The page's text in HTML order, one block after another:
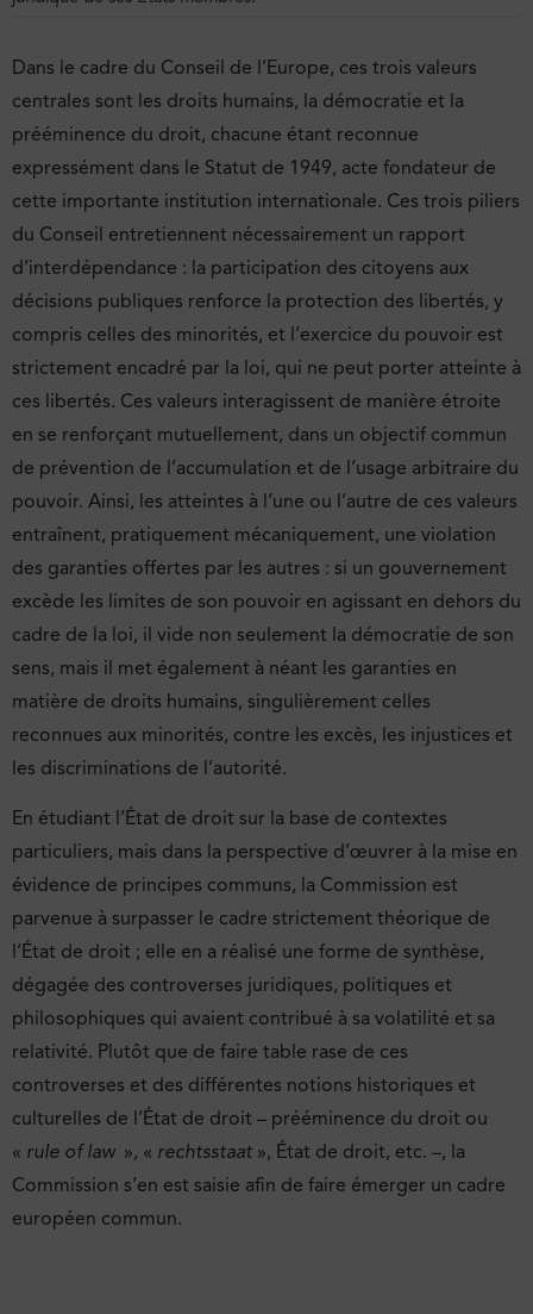
Dans le cadre du Conseil de l’Europe, ces trois valeurs
centrales sont les droits humains, la démocratie et la
prééminence du droit, chacune étant reconnue
expressément dans le Statut de 1949, acte fondateur de
cette importante institution internationale. Ces trois piliers
du Conseil entretiennent nécessairement un rapport
d’interdépendance : la participation des citoyens aux
décisions publiques renforce la protection des libertés, y
compris celles des minorités, et l’exercice du pouvoir est
strictement encadré par la loi, qui ne peut porter atteinte à
ces libertés. Ces valeurs interagissent de manière étroite
en se renforçant mutuellement, dans un objectif commun
de prévention de l’accumulation et de l’usage arbitraire du
pouvoir. Ainsi, les atteintes à l’une ou l’autre de ces valeurs
entraînent, pratiquement mécaniquement, une violation
des garanties offertes par les autres : si un gouvernement
excède les limites de son pouvoir en agissant en dehors du
cadre de la loi, il vide non seulement la démocratie de son
sens, mais il met également à néant les garanties en
matière de droits humains, singulièrement celles
reconnues aux minorités, contre les excès, les injustices et
les discriminations de l’autorité.
En étudiant l’État de droit sur la base de contextes
particuliers, mais dans la perspective d’œuvrer à la mise en
évidence de principes communs, la Commission est
parvenue à surpasser le cadre strictement théorique de
l’État de droit ; elle en a réalisé une forme de synthèse,
dégagée des controverses juridiques, politiques et
philosophiques qui avaient contribué à sa volatilité et sa
relativité. Plutôt que de faire table rase de ces
controverses et des différentes notions historiques et
culturelles de l’État de droit – prééminence du droit ou
« rule of law », « rechtsstaat », État de droit, etc. –, la
Commission s’en est saisie afin de faire émerger un cadre
européen commun.